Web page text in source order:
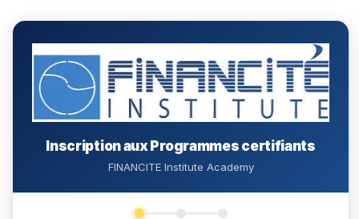
Inscription aux Programmes certifiants
FINANCITE Institute Academy